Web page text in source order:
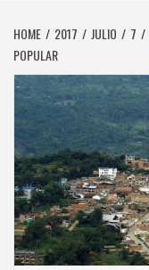
HOME 2017 JULIO 7
POPULAR